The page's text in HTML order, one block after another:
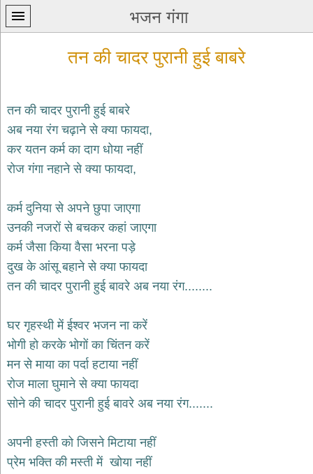
भजन गंगा
प्रथम
पन्ना
home
भजन
krishna
bhajans
शिव
भजन
bhajans
भजन
hanuman
bhajans
साईं
भजन
sai
bhajans
भजन
jain
bhajans
तन की चादर पुरानी हुई बाबरे
तन की चादर पुरानी हुई बाबरे
अब नया रंग चढ़ाने से क्या फायदा,
कर यतन कर्म का दाग धोया नहीं
रोज गंगा नहाने से क्या फायदा,
कर्म दुनिया से अपने छुपा जाएगा
उनकी नजरों से बचकर कहां जाएगा
कर्म जैसा किया वैसा भरना पड़े
दुख के आंसू बहाने से क्या फायदा
तन की चादर पुरानी हुई बावरे अब नया रंग........
घर गृहस्थी में ईश्वर भजन ना करें
भोगी हो करके भोगों का चिंतन करें
मन से माया का पर्दा हटाया नहीं
रोज माला घुमाने से क्या फायदा
सोने की चादर पुरानी हुई बावरे अब नया रंग.......
अपनी हस्ती को जिसने मिटाया नहीं
प्रेम भक्ति की मस्ती में खोया नहीं